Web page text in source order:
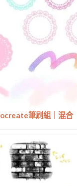
筆刷組｜混合